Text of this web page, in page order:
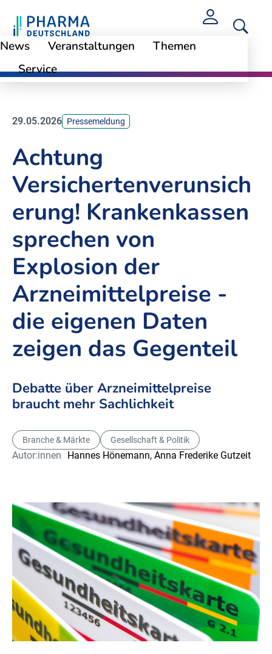
News Veranstaltungen
Themen
Service
News
29.05.2026 Pressemeldung
Achtung
Versichertenverunsich
erung! Krankenkassen
sprechen von
Explosion der
Arzneimittelpreise -
die eigenen Daten
zeigen das Gegenteil
Debatte über Arzneimittelpreise
braucht mehr Sachlichkeit
Branche & Märkte Gesellschaft & Politik
Autor:innen Hannes Hönemann, Anna Frederike Gutzeit